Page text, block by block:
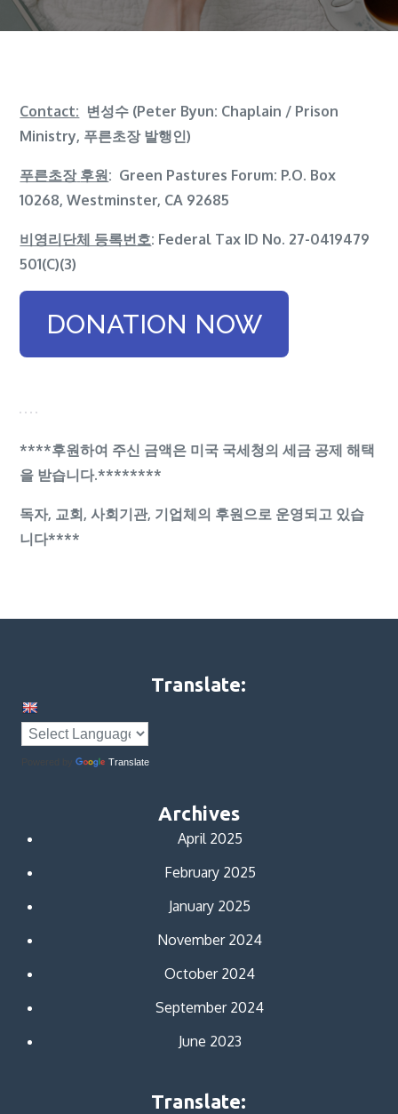
Contact: 변성수 (Peter Byun: Chaplain / Prison
Ministry, 푸른초장 발행인)
푸른초장 후원: Green Pastures Forum: P.O. Box
10268, Westminster, CA 92685
비영리단체 등록번호: Federal Tax ID No. 27-0419479
501(C)(3)
DONATION NOW
****후원하여 주신 금액은 미국 국세청의 세금 공제 해택
을 받습니다.********
독자, 교회, 사회기관, 기업체의 후원으로 운영되고 있습
니다****
Translate:
Translate
Archives
April 2025
February 2025
January 2025
November 2024
October 2024
September 2024
June 2023
Translate: